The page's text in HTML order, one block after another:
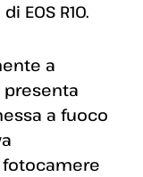
EOS R10.
a
presenta
a fuoco